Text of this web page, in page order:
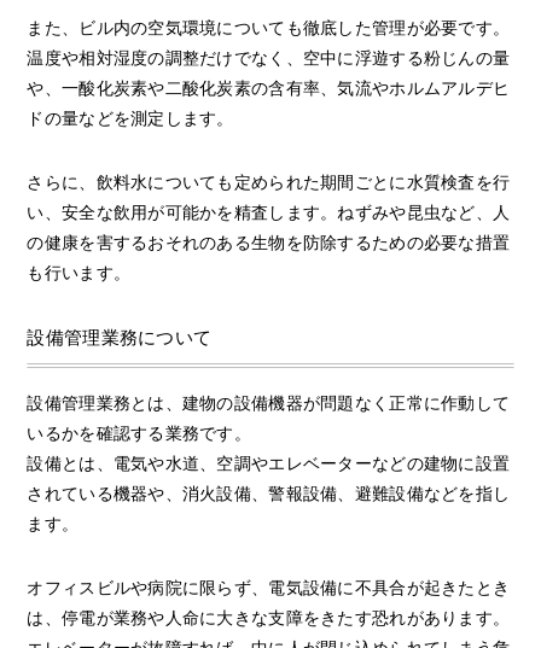
また、ビル内の空気環境についても徹底した管理が必要です。
温度や相対湿度の調整だけでなく、空中に浮遊する粉じんの量
や、一酸化炭素や二酸化炭素の含有率、気流やホルムアルデヒ
ドの量などを測定します。
さらに、飲料水についても定められた期間ごとに水質検査を行
い、安全な飲用が可能かを精査します。ねずみや昆虫など、人
の健康を害するおそれのある生物を防除するための必要な措置
も行います。
設備管理業務について
設備管理業務とは、建物の設備機器が問題なく正常に作動して
いるかを確認する業務です。
設備とは、電気や水道、空調やエレベーターなどの建物に設置
されている機器や、消火設備、警報設備、避難設備などを指し
ます。
オフィスビルや病院に限らず、電気設備に不具合が起きたとき
は、停電が業務や人命に大きな支障をきたす恐れがあります。